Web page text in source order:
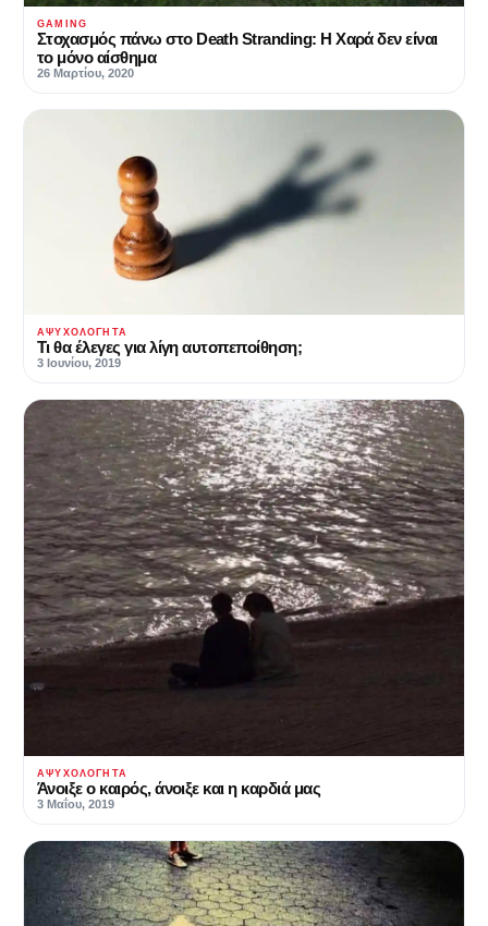
GAMING
Στοχασμός πάνω στο Death Stranding: Η Χαρά δεν είναι
το μόνο αίσθημα
26 Μαρτίου, 2020
ΑΨΥΧΟΛΌΓΗΤΑ
Τι θα έλεγες για λίγη αυτοπεποίθηση;
3 Ιουνίου, 2019
ΑΨΥΧΟΛΌΓΗΤΑ
Άνοιξε ο καιρός, άνοιξε και η καρδιά μας
3 Μαΐου, 2019